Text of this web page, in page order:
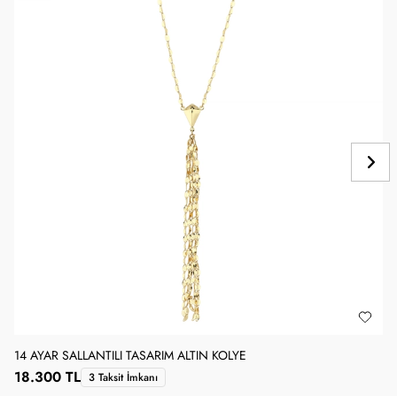
14 AYAR SALLANTILI TASARIM ALTIN KOLYE
18.300 TL 3 Taksit İmkanı